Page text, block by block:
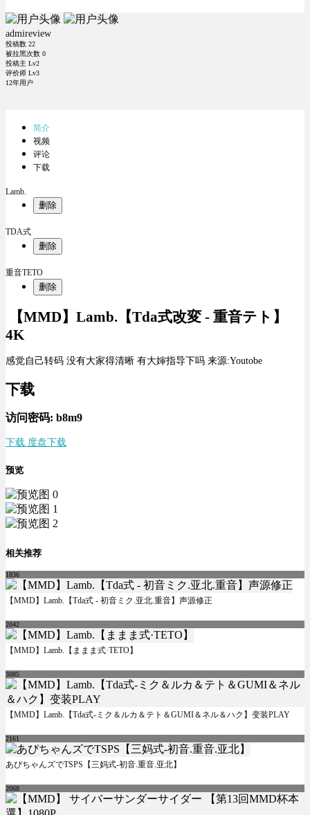
admireview
投稿数 22
被拉黑次数 0
投稿主 Lv2
评价师 Lv3
12年用户
简介
视频
评论
下载
Lamb.
删除
TDA式
删除
重音TETO
删除
【MMD】Lamb.【Tda式改変 - 重音テト】
4K
感觉自己转码 没有大家得清晰 有大婶指导下吗 来源:Youtobe
下载
访问密码: b8m9
下载 度盘下载
预览
相关推荐
1836
【MMD】Lamb.【Tda式 - 初音ミク.亚北.重音】声源修正
2042
【MMD】Lamb.【ままま式·TETO】
3085
【MMD】Lamb.【Tda式-ミク＆ルカ＆テト＆GUMI＆ネル＆ハク】变装PLAY
2161
あぴちゃんズでTSPS【三妈式-初音.重音.亚北】
2068